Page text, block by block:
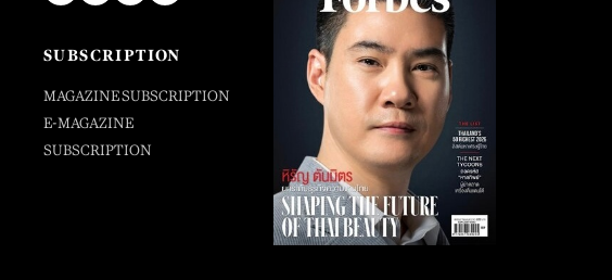
SUBSCRIPTION
MAGAZINE SUBSCRIPTION
E-MAGAZINE
SUBSCRIPTION